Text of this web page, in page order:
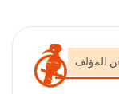
المؤلف